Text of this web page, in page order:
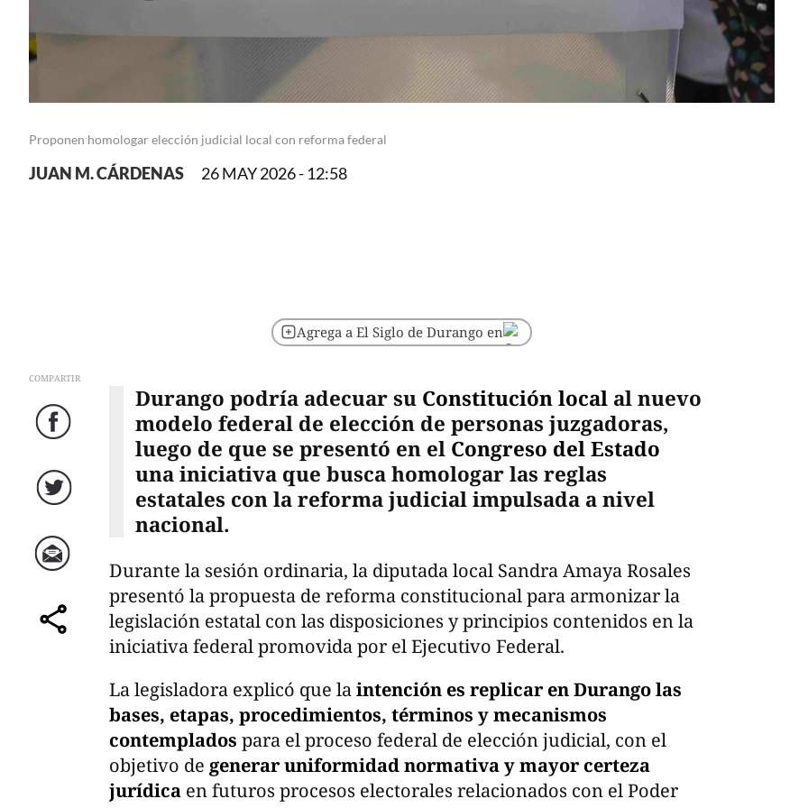
Proponen homologar elección judicial local con reforma federal
JUAN M. CÁRDENAS 26 MAY 2026 - 12:58
Agrega a El Siglo de Durango en
COMPARTIR
Facebook
Twitter
Correo
comparte
Durango podría adecuar su Constitución localal nuevo
modelo federal de elección de personas juzgadoras,
luego de que se presentó en el Congreso del Estado
una iniciativa que busca homologar las reglas
estatales con la reforma judicial impulsada a nivel
nacional.
Durante la sesión ordinaria, la diputada local Sandra Amaya Rosales
presentó la propuesta de reforma constitucional para armonizar la
legislación estatal con las disposiciones y principios contenidos en la
iniciativa federal promovida por el Ejecutivo Federal.
La legisladora explicó que laintención es replicar en Durango las
bases, etapas, procedimientos, términos y mecanismos
contemplados para el proceso federal de elección judicial, con el
objetivo de generar uniformidad normativa y mayor certeza
jurídica en futuros procesos electorales relacionados con el Poder